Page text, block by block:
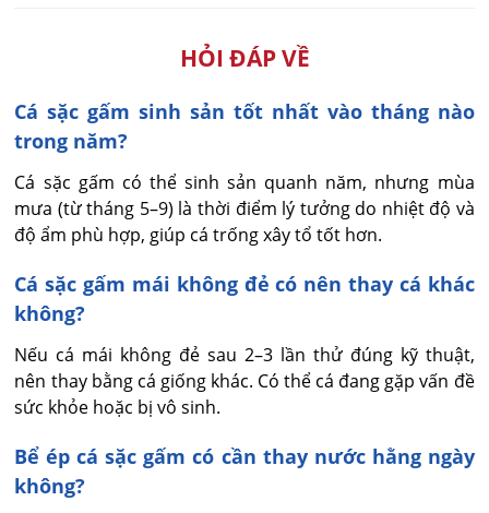
HỎI ĐÁP VỀ
Cá sặc gấm sinh sản tốt nhất vào tháng nào
trong năm?
Cá sặc gấm có thể sinh sản quanh năm, nhưng mùa
mưa (từ tháng 5–9) là thời điểm lý tưởng do nhiệt độ và
độ ẩm phù hợp, giúp cá trống xây tổ tốt hơn.
Cá sặc gấm mái không đẻ có nên thay cá khác
không?
Nếu cá mái không đẻ sau 2–3 lần thử đúng kỹ thuật,
nên thay bằng cá giống khác. Có thể cá đang gặp vấn đề
sức khỏe hoặc bị vô sinh.
Bể ép cá sặc gấm có cần thay nước hằng ngày
không?